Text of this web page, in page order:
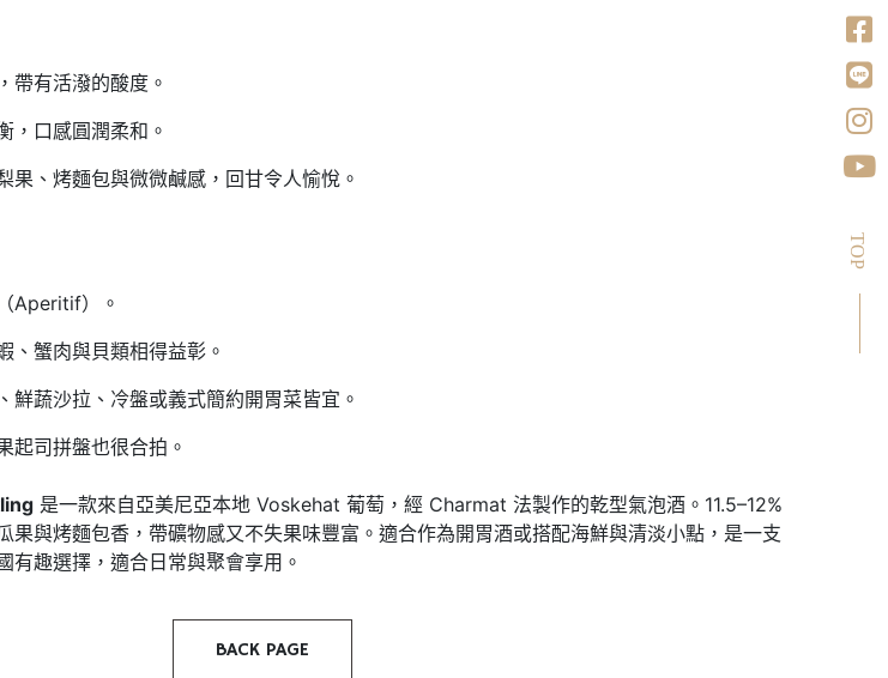
帶有活潑的酸度。
，口感圓潤柔和。
果、烤麵包與微微鹹感，回甘令人愉悅 。
Aperitif）。
、蟹肉與貝類相得益彰。
鮮蔬沙拉、冷盤或義式簡約開胃菜皆宜 。
起司拼盤也很合拍。
是一款來自亞美尼亞本地 Voskehat 葡萄，經 Charmat 法製作的乾型氣泡酒。11.5–12%
果與烤麵包香，帶礦物感又不失果味豐富。適合作為開胃酒或搭配海鮮與清淡小點，是一支
有趣選擇，適合日常與聚會享用。
BACK PAGE
TOP